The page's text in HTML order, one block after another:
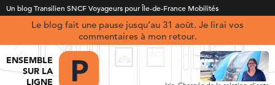
Un blog Transilien SNCF Voyageurs pour Île-de-France Mobilités
Le blog fait une pause jusqu’au 31 août. Je lirai vos
commentaires à mon retour.
ENSEMBLE
SUR LA
LIGNE